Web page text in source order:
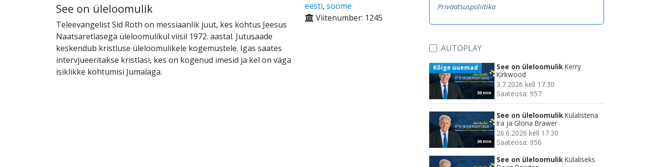
See on üleloomulik
Teleevangelist Sid Roth on messiaanlik juut, kes kohtus Jeesus
Naatsaretlasega üleloomulikul viisil 1972. aastal. Jutusaade
keskendub kristluse üleloomulikele kogemustele. Igas saates
intervjueeritakse kristlasi, kes on kogenud imesid ja kel on väga
isiklikke kohtumisi Jumalaga.
eesti, soome
Viitenumber: 1245
Privaatsuspoliitika
AUTOPLAY
30 min
Kõige uuemad See on üleloomulik Kerry
Kirkwood
3.7.2026 kell 17.30
Saateosa: 957
30 min
See on üleloomulik Külalistena
Ira ja Gloria Brawer
26.6.2026 kell 17.30
Saateosa: 956
See on üleloomulik Külaliseks